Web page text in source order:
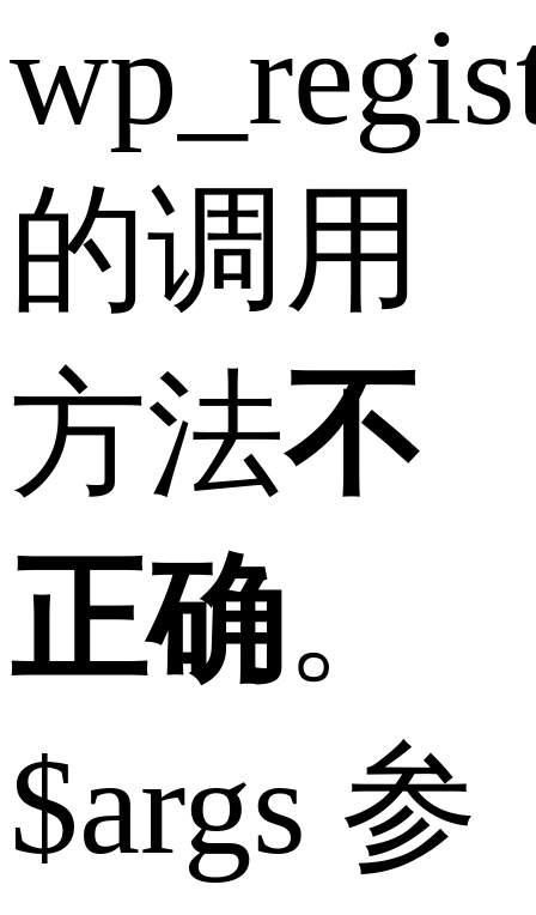
的调用
方法不
正确。
$args 参